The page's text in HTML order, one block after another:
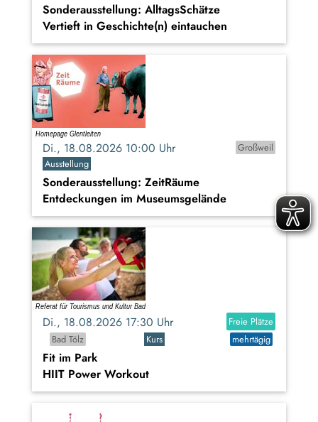
Sonderausstellung: AlltagsSchätze
Vertieft in Geschichte(n) eintauchen
Di., 18.08.2026 10:00 Uhr
Großweil
Ausstellung
Sonderausstellung: ZeitRäume
Entdeckungen im Museumsgelände
Di., 18.08.2026 17:30 Uhr
Freie Plätze
Bad Tölz
Kurs mehrtägig
Fit im Park
HIIT Power Workout